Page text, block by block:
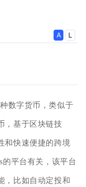
数字货币，类似于
，基于区块链技
和快速便捷的跨境
平台有关，该平台
，比如自动定投和